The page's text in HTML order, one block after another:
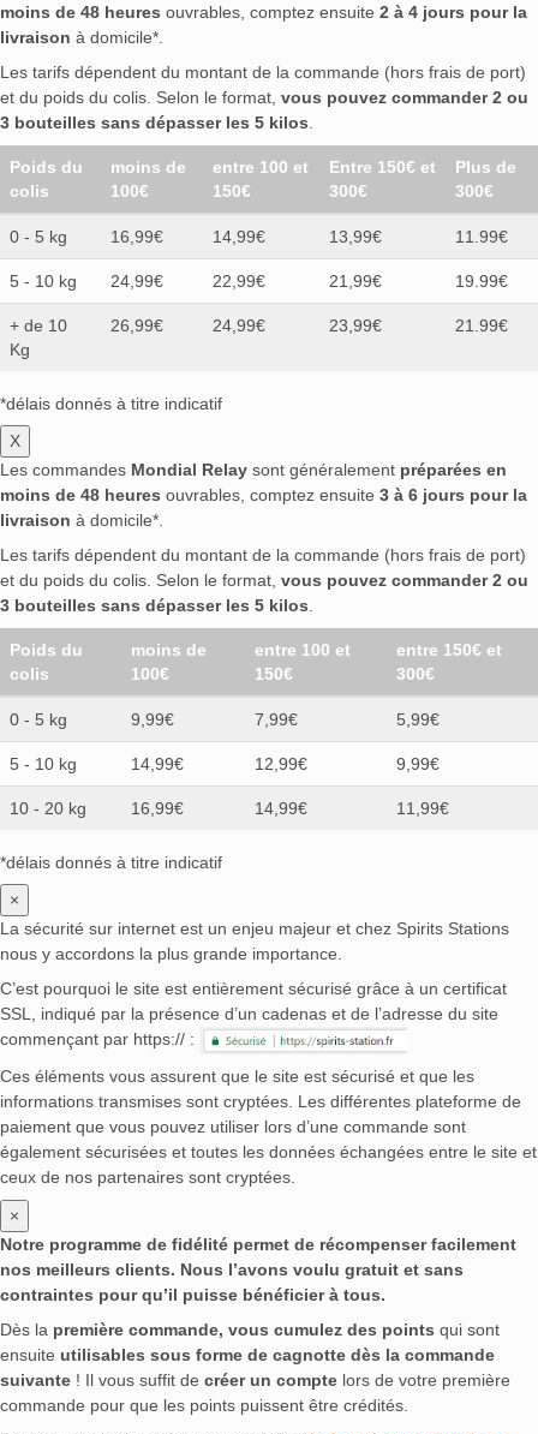
moins de 48 heures ouvrables, comptez ensuite 2 à 4 jours pour la
livraison à domicile*.
Les tarifs dépendent du montant de la commande (hors frais de port)
et du poids du colis. Selon le format, vous pouvez commander 2 ou
3 bouteilles sans dépasser les 5 kilos
Poids du
colis
moins de
100€
entre 100 et
150€
Entre 150€ et
300€
Plus de
300€
0 - 5 kg 16,99€ 14,99€ 13,99€ 11.99€
5 - 10 kg 24,99€ 22,99€ 21,99€ 19.99€
+ de 10
Kg
26,99€ 24,99€ 23,99€ 21.99€
*délais donnés à titre indicatif
X
Les commandes Mondial Relay sont généralement préparées en
moins de 48 heures ouvrables, comptez ensuite 3 à 6 jours pour la
livraison à domicile*.
Les tarifs dépendent du montant de la commande (hors frais de port)
et du poids du colis. Selon le format, vous pouvez commander 2 ou
3 bouteilles sans dépasser les 5 kilos
Poids du
colis
moins de
100€
entre 100 et
150€
entre 150€ et
300€
0 - 5 kg 9,99€ 7,99€ 5,99€
5 - 10 kg 14,99€ 12,99€ 9,99€
10 - 20 kg 16,99€ 14,99€ 11,99€
*délais donnés à titre indicatif
×
La sécurité sur internet est un enjeu majeur et chez Spirits Stations
nous y accordons la plus grande importance.
C’est pourquoi le site est entièrement sécurisé grâce à un certificat
SSL, indiqué par la présence d’un cadenas et de l’adresse du site
commençant par https:// :
Ces éléments vous assurent que le site est sécurisé et que les
informations transmises sont cryptées. Les différentes plateforme de
paiement que vous pouvez utiliser lors d’une commande sont
également sécurisées et toutes les données échangées entre le site et
ceux de nos partenaires sont cryptées.
×
Notre programme de fidélité permet de récompenser facilement
nos meilleurs clients. Nous l’avons voulu gratuit et sans
contraintes pour qu’il puisse bénéficier à tous.
Dès la première commande, vous cumulez des points qui sont
ensuite utilisables sous forme de cagnotte dès la commande
suivante ! Il vous suffit de créer un compte lors de votre première
commande pour que les points puissent être crédités.